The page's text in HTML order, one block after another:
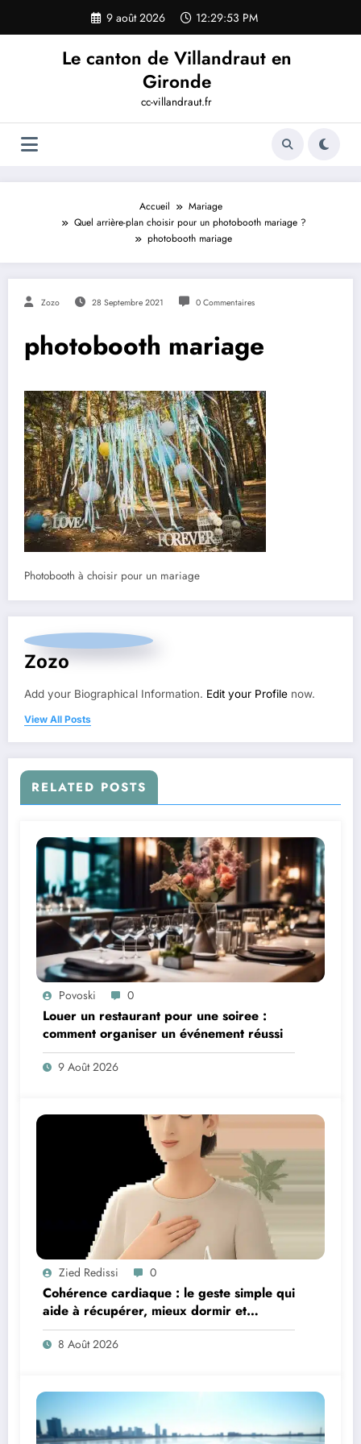
contenu
9 août 2026 12:29:54 PM
Le canton de Villandraut en
Gironde
cc-villandraut.fr
Accueil
Mariage
Quel arrière-plan choisir pour un photobooth mariage ?
photobooth mariage
Zozo 28 Septembre 2021 0 Commentaires
photobooth mariage
Photobooth à choisir pour un mariage
Zozo
Add your Biographical Information. Edit your Profile now.
View All Posts
RELATED POSTS
Povoski 0
Louer un restaurant pour une soiree :
comment organiser un événement réussi
9 Août 2026
Zied Redissi 0
Cohérence cardiaque : le geste simple qui
aide à récupérer, mieux dormir et
retrouver de l’énergie
8 Août 2026